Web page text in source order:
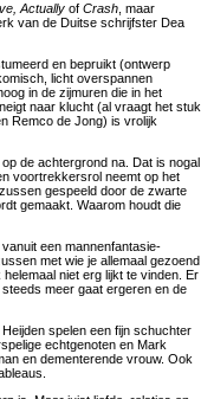
Actually of Crash , maar
van de Duitse schrijfster Dea
en bepruikt (ontwerp
licht overspannen
in de zijmuren die in het
naar klucht (al vraagt het stuk
Remco de Jong) is vrolijk
de achtergrond na. Dat is nogal
voortrekkersrol neemt op het
gespeeld door de zwarte
gemaakt. Waarom houdt die
een mannenfantasie-
met wie je allemaal gezoend
niet erg lijkt te vinden. Er
meer gaat ergeren en de
spelen een fijn schuchter
echtgenoten en Mark
en dementerende vrouw. Ook